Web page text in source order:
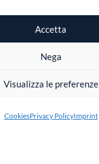
Accetta
Nega
Visualizza le preferenze
CookiesPrivacy PolicyImprint